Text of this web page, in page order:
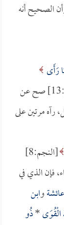
الصحيح أنه
رَأَى
[النجم:13] صح عن
رآه مرتين على
[النجم:8]
فإن الذي في
عائشةوابن
*ذُو